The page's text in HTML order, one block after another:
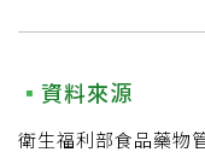
資料來源
衛生福利部食品藥物